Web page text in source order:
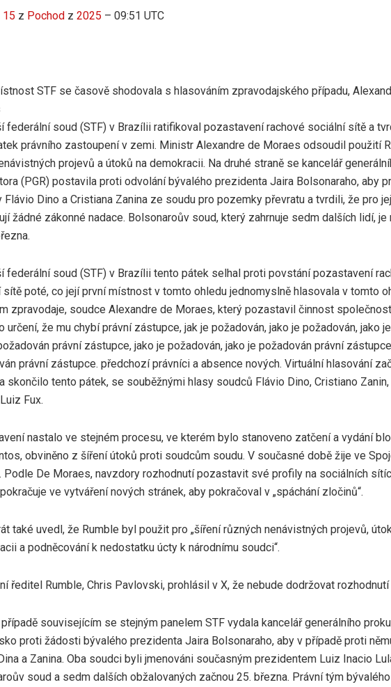
15 z Pochod z 2025 – 09:51 UTC
STF se časově shodovala s hlasováním zpravodajského případu,
federální soud (STF) v Brazílii ratifikoval pozastavení rachové sociální sítě a
právního zastoupení v zemi. Ministr Alexandre de Moraes odsoudil použití
projevů a útoků na demokracii. Na druhé straně se kancelář
(PGR) postavila proti odvolání bývalého prezidenta Jaira Bolsonaraho, aby
Flávio Dino a Cristiana Zanina ze soudu pro pozemky převratu a tvrdili, že pro
žádné zákonné nadace. Bolsonaroův soud, který zahrnuje sedm dalších lidí, je
federální soud (STF) v Brazílii tento pátek selhal proti povstání pozastavení
sítě poté, co její první místnost v tomto ohledu jednomyslně hlasovala v tomto
zpravodaje, soudce Alexandre de Moraes, který pozastavil činnost
určení, že mu chybí právní zástupce, jak je požadován, jako je požadován, jako
právní zástupce, jako je požadován, jako je požadován právní
právní zástupce. předchozí právníci a absence nových. Virtuální hlasování
skončilo tento pátek, se souběžnými hlasy soudců Flávio Dino, Cristiano Zanin,
Fux.
nastalo ve stejném procesu, ve kterém bylo stanoveno zatčení a vydání
obviněno z šíření útoků proti soudcům soudu. V současné době žije ve
Podle De Moraes, navzdory rozhodnutí pozastavit své profily na sociálních
ve vytváření nových stránek, aby pokračoval v „spáchání zločinů“.
také uvedl, že Rumble byl použit pro „šíření různých nenávistných projevů,
a podněcování k nedostatku úcty k národnímu soudci“.
ředitel Rumble, Chris Pavlovski, prohlásil v X, že nebude dodržovat rozhodnutí
souvisejícím se stejným panelem STF vydala kancelář generálního
proti žádosti bývalého prezidenta Jaira Bolsonaraho, aby v případě proti
a Zanina. Oba soudci byli jmenováni současným prezidentem Luiz Inacio
soud a sedm dalších obžalovaných začnou 25. března. Právní tým